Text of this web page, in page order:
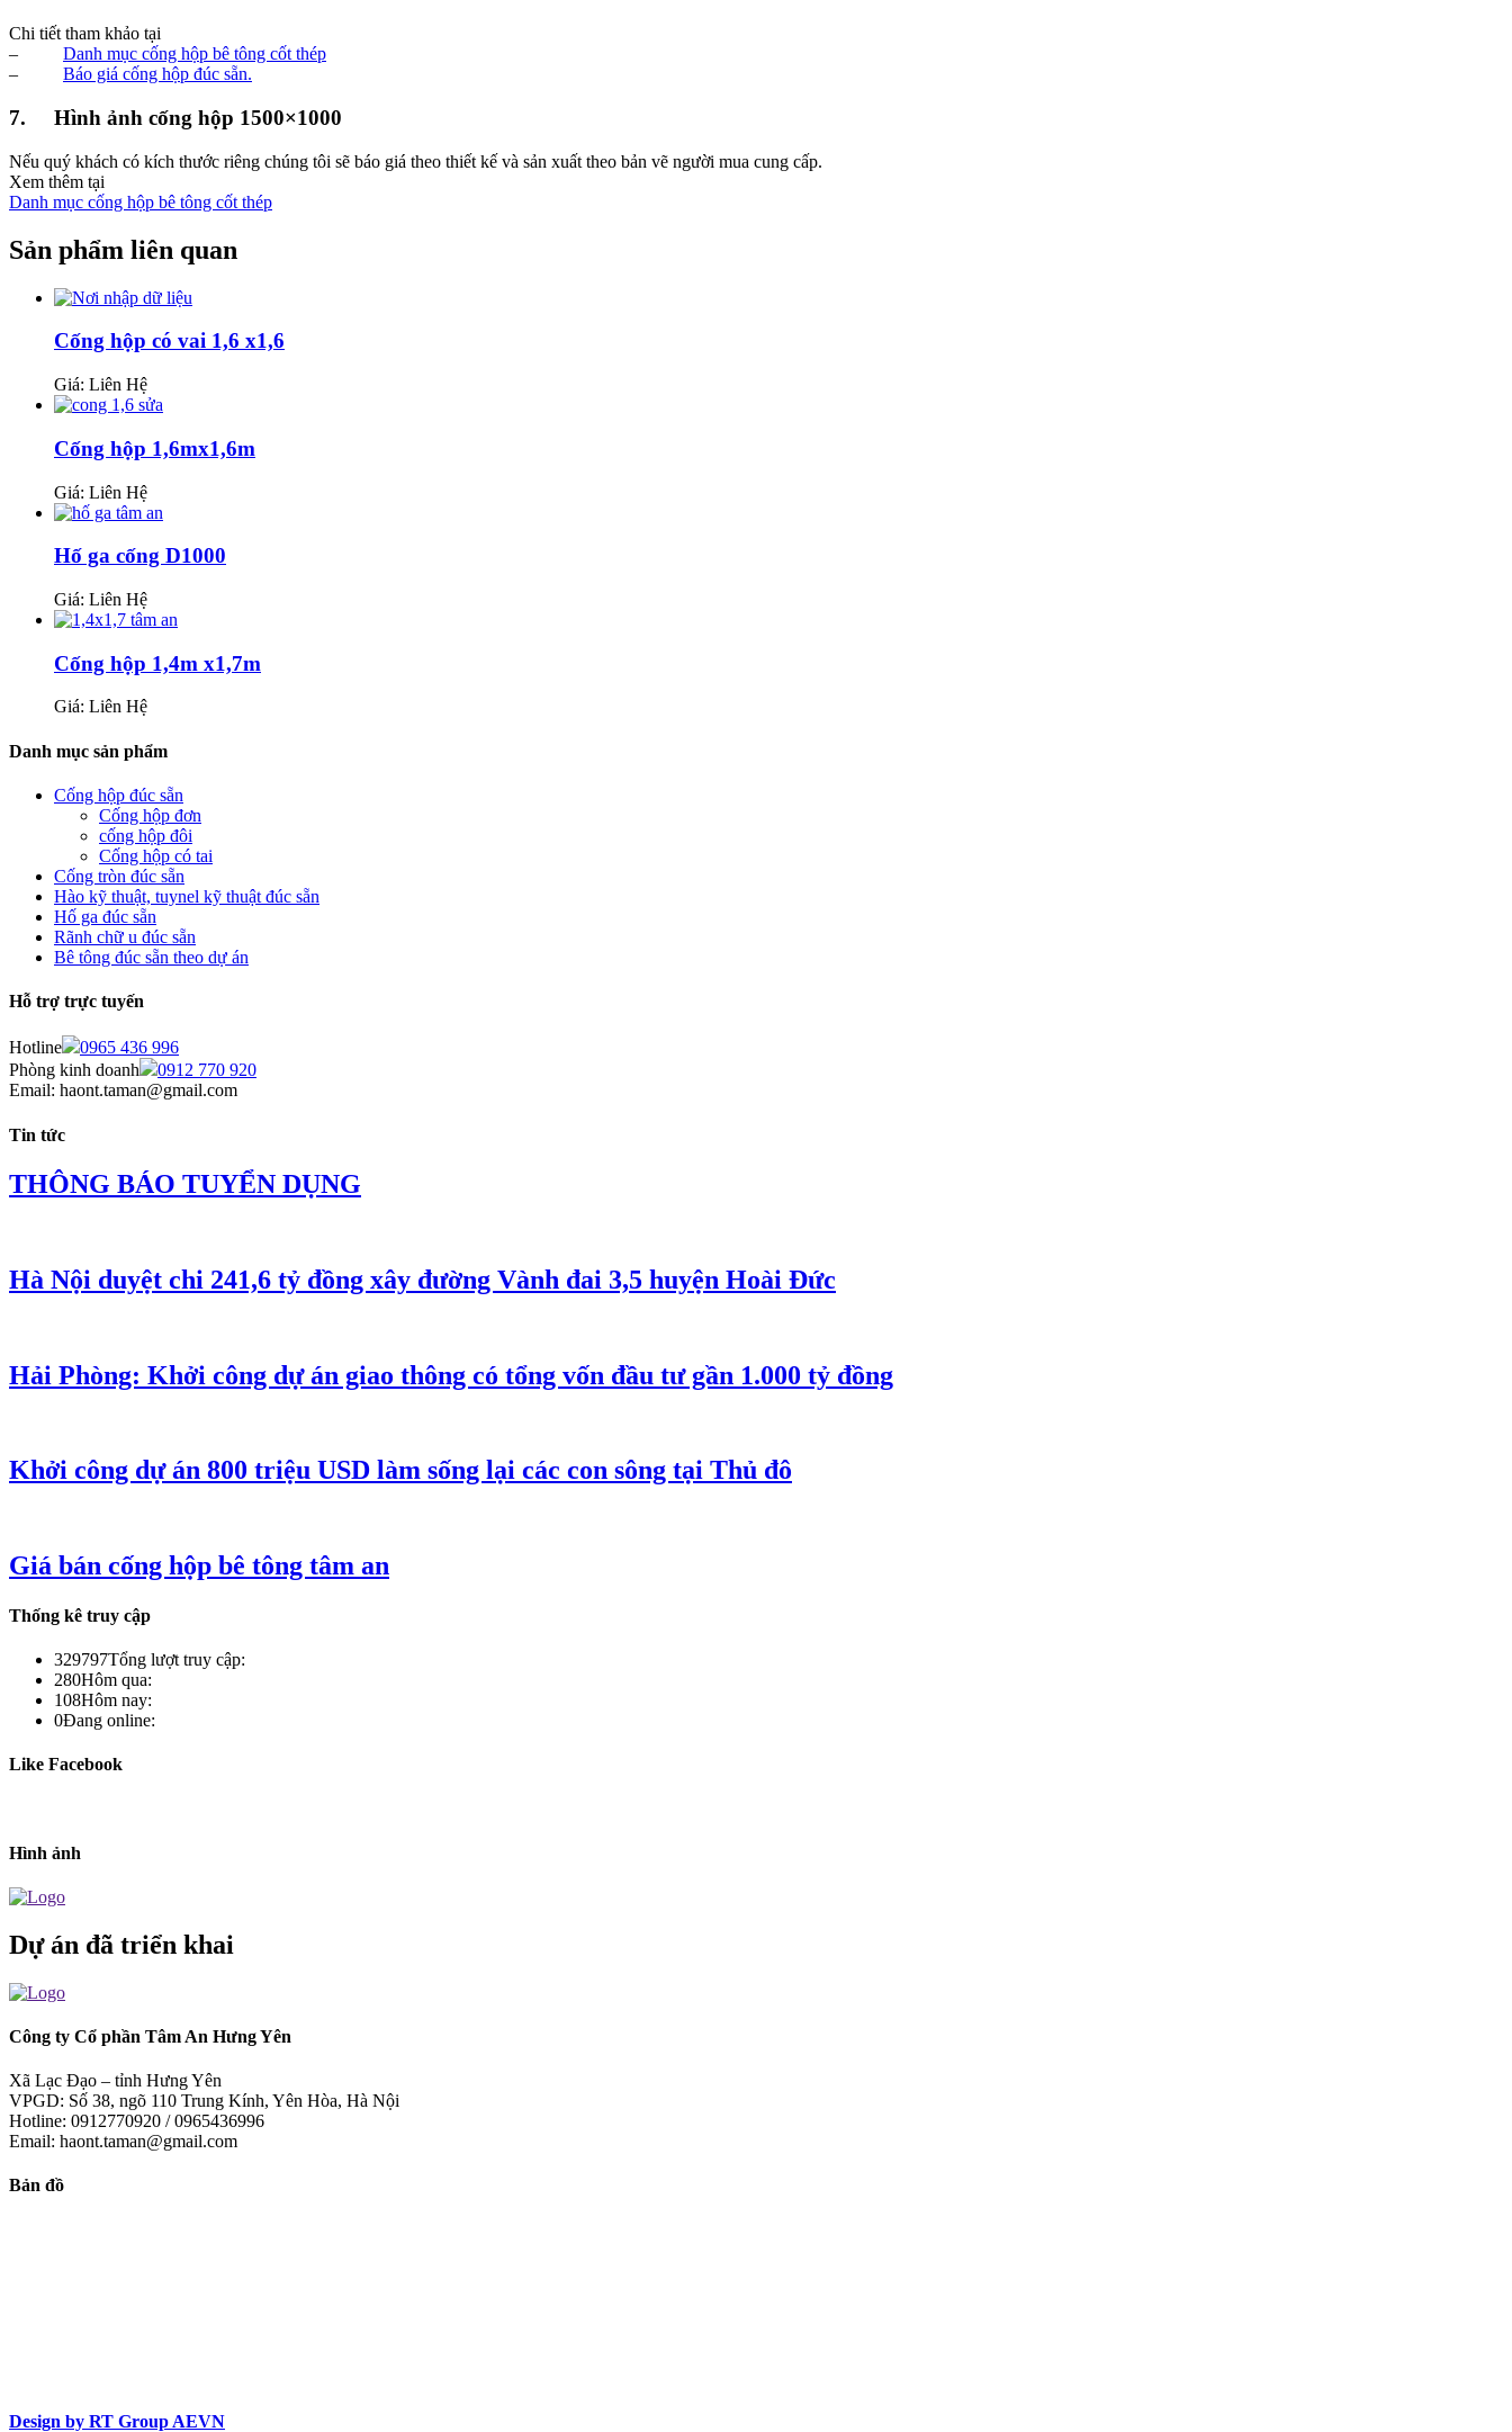
Chi tiết tham khảo tại
– Danh mục cống hộp bê tông cốt thép
– Báo giá cống hộp đúc sẵn.
7. Hình ảnh cống hộp 1500×1000
Nếu quý khách có kích thước riêng chúng tôi sẽ báo giá theo thiết kế và sản xuất theo bản vẽ người mua cung cấp.
Xem thêm tại
Danh mục cống hộp bê tông cốt thép
Sản phẩm liên quan
Cống hộp có vai 1,6 x1,6
Giá: Liên Hệ
Cống hộp 1,6mx1,6m
Giá: Liên Hệ
Hố ga cống D1000
Giá: Liên Hệ
Cống hộp 1,4m x1,7m
Giá: Liên Hệ
Danh mục sản phẩm
Cống hộp đúc sẵn
Cống hộp đơn
cống hộp đôi
Cống hộp có tai
Cống tròn đúc sẵn
Hào kỹ thuật, tuynel kỹ thuật đúc sẵn
Hố ga đúc sẵn
Rãnh chữ u đúc sẵn
Bê tông đúc sẵn theo dự án
Hỗ trợ trực tuyến
Hotline
0965 436 996
Phòng kinh doanh
0912 770 920
Email: haont.taman@gmail.com
Tin tức
THÔNG BÁO TUYỂN DỤNG
Hà Nội duyệt chi 241,6 tỷ đồng xây đường Vành đai 3,5 huyện Hoài Đức
Hải Phòng: Khởi công dự án giao thông có tổng vốn đầu tư gần 1.000 tỷ đồng
Khởi công dự án 800 triệu USD làm sống lại các con sông tại Thủ đô
Giá bán cống hộp bê tông tâm an
Thống kê truy cập
329797Tổng lượt truy cập:
280Hôm qua:
108Hôm nay:
0Đang online:
Like Facebook
Hình ảnh
Dự án đã triển khai
Công ty Cổ phần Tâm An Hưng Yên
Xã Lạc Đạo – tỉnh Hưng Yên
VPGD: Số 38, ngõ 110 Trung Kính, Yên Hòa, Hà Nội
Hotline: 0912770920 / 0965436996
Email: haont.taman@gmail.com
Bản đồ
Design by RT Group AEVN